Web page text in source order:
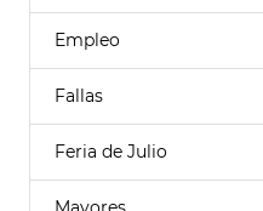
Empleo
Fallas
Feria de Julio